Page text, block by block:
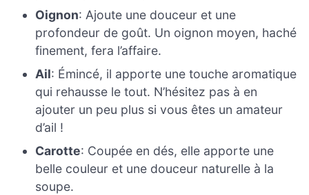
Oignon: Ajoute une douceur et une
profondeur de goût. Un oignon moyen, haché
finement, fera l’affaire.
Ail: Émincé, il apporte une touche aromatique
qui rehausse le tout. N’hésitez pas à en
ajouter un peu plus si vous êtes un amateur
d’ail !
Carotte: Coupée en dés, elle apporte une
belle couleur et une douceur naturelle à la
soupe.